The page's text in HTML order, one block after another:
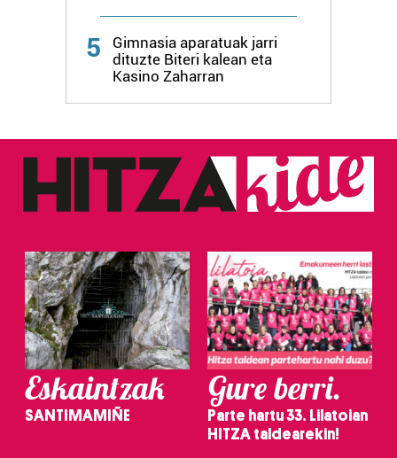
5
Gimnasia aparatuak jarri
dituzte Biteri kalean eta
Kasino Zaharran
Eskaintzak
SANTIMAMIÑE
Gure berri.
Parte hartu 33. Lilatoian
HITZA taldearekin!